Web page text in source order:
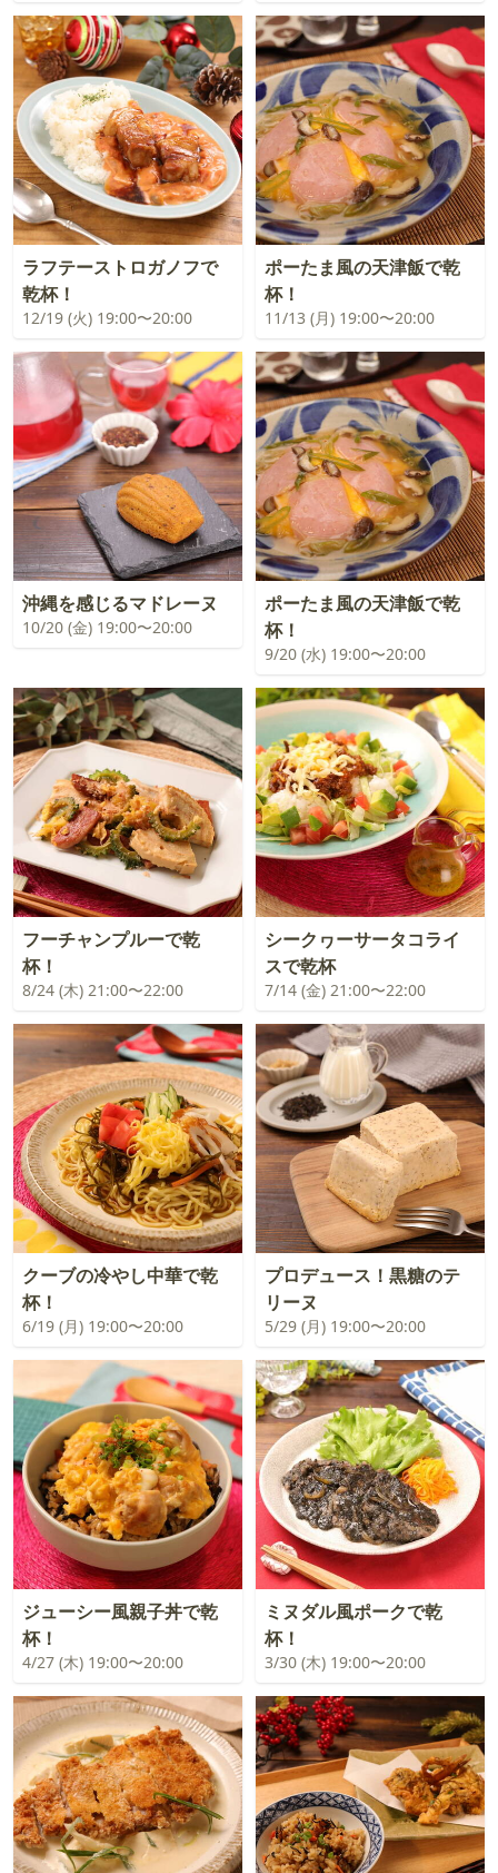
ラフテーストロガノフで
乾杯！
12/19 (火) 19:00〜20:00
ポーたま風の天津飯で乾
杯！
11/13 (月) 19:00〜20:00
沖縄を感じるマドレーヌ
10/20 (金) 19:00〜20:00
ポーたま風の天津飯で乾
杯！
9/20 (水) 19:00〜20:00
フーチャンプルーで乾
杯！
8/24 (木) 21:00〜22:00
シークヮーサータコライ
スで乾杯
7/14 (金) 21:00〜22:00
クーブの冷やし中華で乾
杯！
6/19 (月) 19:00〜20:00
プロデュース！黒糖のテ
リーヌ
5/29 (月) 19:00〜20:00
ジューシー風親子丼で乾
杯！
4/27 (木) 19:00〜20:00
ミヌダル風ポークで乾
杯！
3/30 (木) 19:00〜20:00